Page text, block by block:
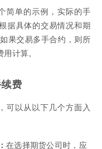
简单的示例，实际的手
据具体的交易情况和期
果交易多手合约，则所
计算。
费
可以从以下几个方面入
在选择期货公司时，应